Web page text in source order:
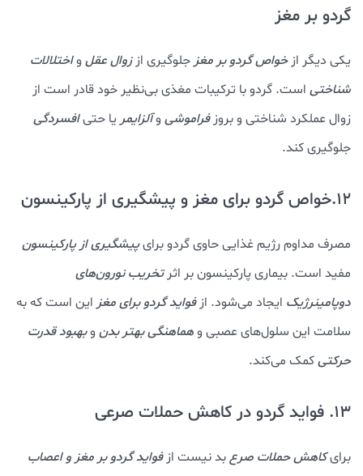
گردو بر مغز
یکی دیگر از خواص گردو بر مغز جلوگیری اززوال عقل واختلالات
شناختی است. گردو با ترکیبات مغذی بی‌نظیر خود قادر است از
زوال عملکرد شناختی و بروزفراموشی وآلزایمر یا حتیافسردگی
جلوگیری کند.
12.خواص گردو برای مغز و پیشگیری از پارکینسون
مصرف مداوم رژیم غذایی حاوی گردو برایپیشگیری از پارکینسون
مفید است. بیماری پارکینسون بر اثرتخریب نورون‌های
دوپامینرژیک ایجاد می‌شود. ازفواید گردو برای مغز این است که به
سلامت این سلول‌های عصبی وهماهنگی بهتر بدن وبهبود قدرت
حرکتیکمک می‌کند.
13. فواید گردو در کاهش حملات صرعی
برایکاهش حملات صرعبد نیست ازفواید گردو بر مغز و اعصاب